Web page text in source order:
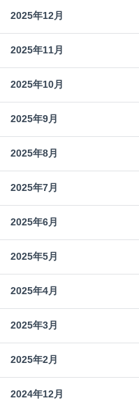
2025年12月
2025年11月
2025年10月
2025年9月
2025年8月
2025年7月
2025年6月
2025年5月
2025年4月
2025年3月
2025年2月
2024年12月